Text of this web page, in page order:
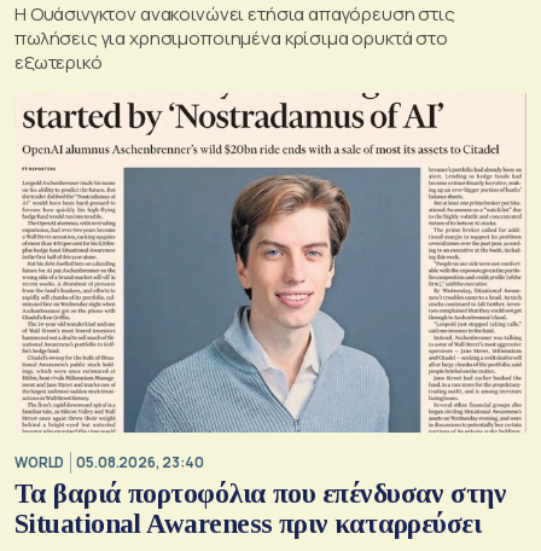
Η Ουάσινγκτον ανακοινώνει ετήσια απαγόρευση στις
πωλήσεις για χρησιμοποιημένα κρίσιμα ορυκτά στο
εξωτερικό
WORLD 05.08.2026, 23:40
Τα βαριά πορτοφόλια που επένδυσαν στην
Situational Awareness πριν καταρρεύσει